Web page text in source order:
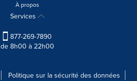
À propos
Services
877-269-7890
de 8h00 à 22h00
Politique sur la sécurité des données